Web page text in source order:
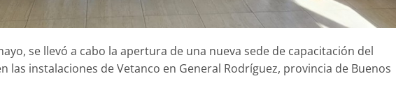
se llevó a cabo la apertura de una nueva sede de capacitación del
las instalaciones de Vetanco en General Rodríguez, provincia de Buenos